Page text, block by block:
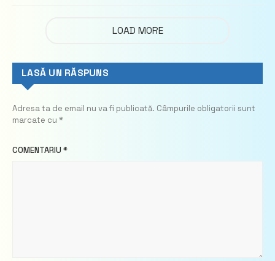
LOAD MORE
LASĂ UN RĂSPUNS
Adresa ta de email nu va fi publicată. Câmpurile obligatorii sunt
marcate cu *
COMENTARIU *